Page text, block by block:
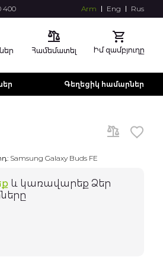
400
Skip
to
Arm Eng Rus
Իմ զամբյուղը
Համեմատել
Գեղեցիկ համարներ
Samsung Galaxy Buds FE
և կառավարեք Ձեր